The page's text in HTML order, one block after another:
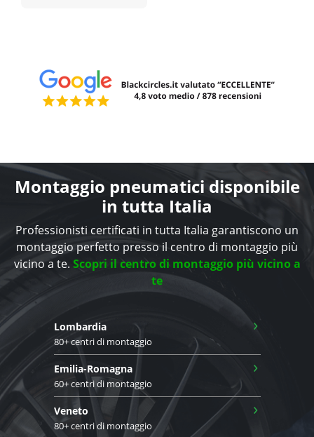
Montaggio pneumatici disponibile
in tutta Italia
Professionisti certificati in tutta Italia garantiscono un
montaggio perfetto presso il centro di montaggio più
vicino a te. Scopri il centro di montaggio più vicino a
te
Lombardia
80+ centri di montaggio
›
Emilia-Romagna
60+ centri di montaggio
›
Veneto
80+ centri di montaggio
›